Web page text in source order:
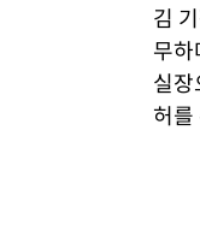
김
무
실
허